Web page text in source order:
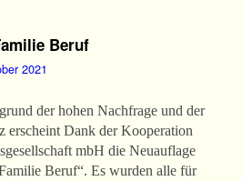
Beruf
2021
der hohen Nachfrage und der
erscheint Dank der Kooperation
mbH die Neuauflage
Beruf“. Es wurden alle für